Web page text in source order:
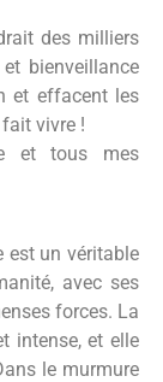
des milliers
bienveillance
et effacent les
vivre !
et tous mes
est un véritable
avec ses
forces. La
intense, et elle
le murmure